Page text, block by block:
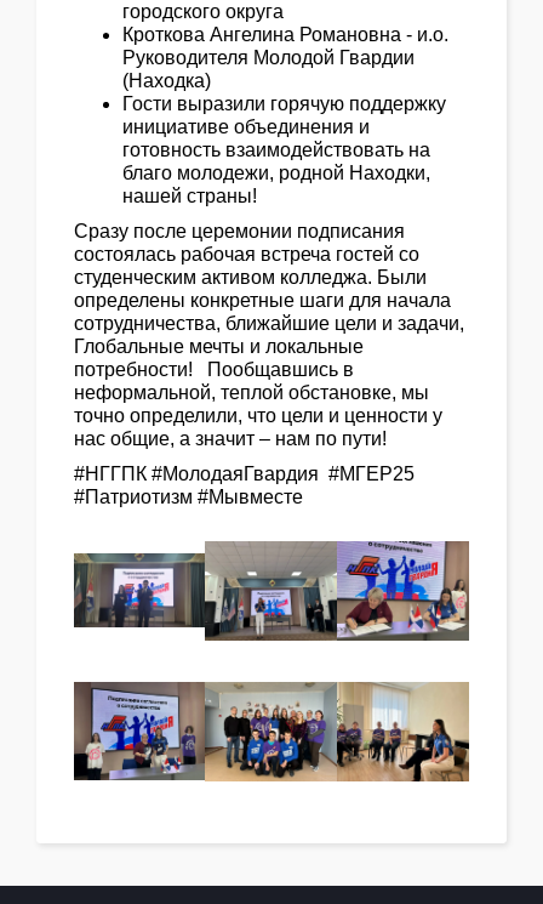
городского округа
Кроткова Ангелина Романовна - и.о.
Руководителя Молодой Гвардии
(Находка)
Гости выразили горячую поддержку
инициативе объединения и
готовность взаимодействовать на
благо молодежи, родной Находки,
нашей страны!
Сразу после церемонии подписания
состоялась рабочая встреча гостей со
студенческим активом колледжа. Были
определены конкретные шаги для начала
сотрудничества, ближайшие цели и задачи,
Глобальные мечты и локальные
потребности! Пообщавшись в
неформальной, теплой обстановке, мы
точно определили, что цели и ценности у
нас общие, а значит – нам по пути!
#НГГПК #МолодаяГвардия #МГЕР25
#Патриотизм #Мывместе